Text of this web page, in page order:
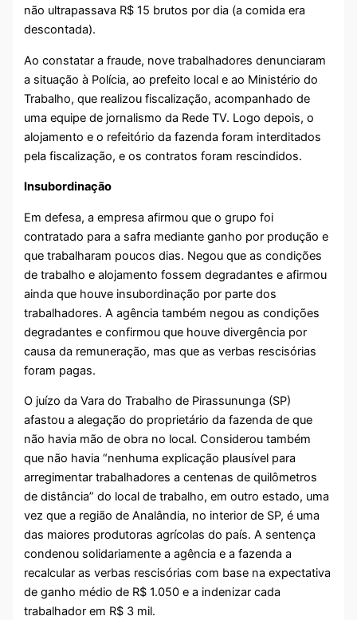
não ultrapassava R$ 15 brutos por dia (a comida era
descontada).
Ao constatar a fraude, nove trabalhadores denunciaram
a situação à Polícia, ao prefeito local e ao Ministério do
Trabalho, que realizou fiscalização, acompanhado de
uma equipe de jornalismo da Rede TV. Logo depois, o
alojamento e o refeitório da fazenda foram interditados
pela fiscalização, e os contratos foram rescindidos.
Insubordinação
Em defesa, a empresa afirmou que o grupo foi
contratado para a safra mediante ganho por produção e
que trabalharam poucos dias. Negou que as condições
de trabalho e alojamento fossem degradantes e afirmou
ainda que houve insubordinação por parte dos
trabalhadores. A agência também negou as condições
degradantes e confirmou que houve divergência por
causa da remuneração, mas que as verbas rescisórias
foram pagas.
O juízo da Vara do Trabalho de Pirassununga (SP)
afastou a alegação do proprietário da fazenda de que
não havia mão de obra no local. Considerou também
que não havia “nenhuma explicação plausível para
arregimentar trabalhadores a centenas de quilômetros
de distância” do local de trabalho, em outro estado, uma
vez que a região de Analândia, no interior de SP, é uma
das maiores produtoras agrícolas do país. A sentença
condenou solidariamente a agência e a fazenda a
recalcular as verbas rescisórias com base na expectativa
de ganho médio de R$ 1.050 e a indenizar cada
trabalhador em R$ 3 mil.